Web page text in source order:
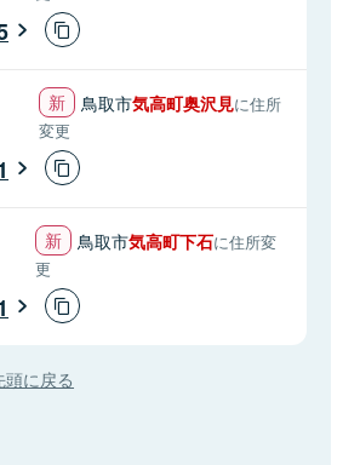
鳥取市気高町奥沢見に住所
変更
鳥取市気高町下石に住所変
更
に戻る